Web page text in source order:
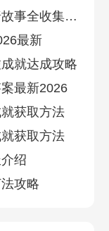
燕云十六声武林录明暗故事全收集攻略
最新
就达成攻略
最新2026
获取方法
获取方法
绍
攻略